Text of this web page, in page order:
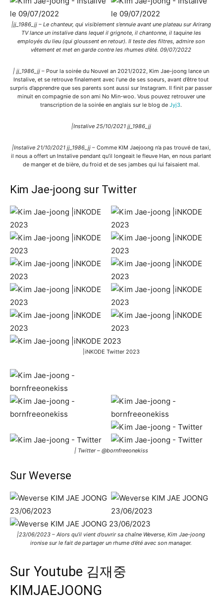
|jj_1986_jj – Le chanteur, qui visiblement s’ennuie avant une plateau sur Arirang
TV lance un instalive dans lequel il grignote, il chantonne, il taquine les
employés du lieu (qui gloussent en retour). Il teste des filtres, admire son
vêtement et met en garde contre les rhumes d’été. 09/07/2022
| jj_1986_jj – Pour la soirée du Nouvel an 2021/2022, Kim Jae-joong lance un
Instalive, et se retrouve finalement avec l’une de ses soeurs, avant d’être tout
surpris d’apprendre que ses parents sont aussi sur Instagram. Il finit par passer
minuit en compagnie de son ami No Min-woo. Vous pouvez retrouver une
transcription de la soirée en anglais sur le blog de Jyj3.
|Instalive 25/10/2021 jj_1986_jj
|Instalive 21/10/2021 jj_1986_jj– Comme KIM Jaejoong n’a pas trouvé de taxi,
il nous a offert un Instalive pendant qu’il longeait le fleuve Han, en nous parlant
de manger et de bière, du froid et de ses jambes qui lui faisaient mal.
Kim Jae-joong sur Twitter
|iNKODE Twitter 2023
| Twitter – @bornfreeonekiss
Sur Weverse
|23/06/2023 – Alors qu’il vient d’ouvrir sa chaîne Weverse, Kim Jae-joong
ironise sur le fait de partager un rhume d’été avec son manager.
Sur Youtube 김재중
KIMJAEJOONG